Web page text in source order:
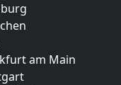
am Main